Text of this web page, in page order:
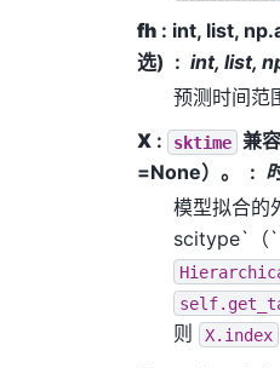
fh : int, list,
选)
int, list,
预测时间范
X : sktime 兼
=None）。
模型拟合的
scitype`（
则 X.index